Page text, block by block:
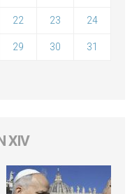
22 23 24
29 30 31
XIV